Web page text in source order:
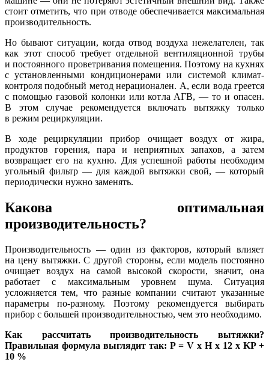
стоит отметить, что при отводе обеспечивается максимальная
производительность.
Но бывают ситуации, когда отвод воздуха нежелателен, так
как этот способ требует отдельной вентиляционной трубы
и постоянного проветривания помещения. Поэтому на кухнях
с установленными кондиционерами или системой климат-
контроля подобный метод нерационален. А, если вода греется
с помощью газовой колонки или котла АГВ, — то и опасен.
В этом случае рекомендуется включать вытяжку только
в режим рециркуляции.
В ходе рециркуляции прибор очищает воздух от жира,
продуктов горения, пара и неприятных запахов, а затем
возвращает его на кухню. Для успешной работы необходим
угольный фильтр — для каждой вытяжки свой, — который
периодически нужно заменять.
Какова оптимальная
производительность?
Производительность — один из факторов, который влияет
на цену вытяжки. С другой стороны, если модель постоянно
очищает воздух на самой высокой скорости, значит, она
работает с максимальным уровнем шума. Ситуация
усложняется тем, что разные компании считают указанные
параметры по-разному. Поэтому рекомендуется выбирать
прибор с большей производительностью, чем это необходимо.
Как рассчитать производительность вытяжки?
Правильная формула выглядит так: P = V x H x 12 x KP +
10 %